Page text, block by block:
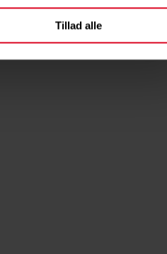
Tillad alle